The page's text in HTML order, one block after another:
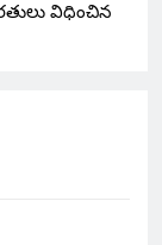
విధించిన